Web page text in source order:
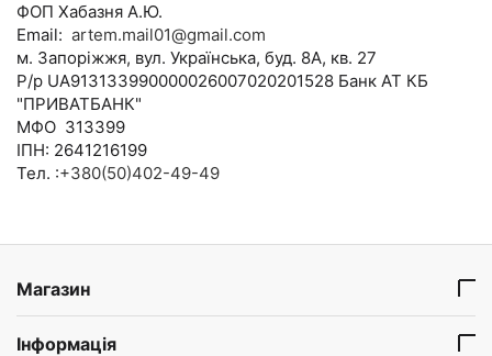
ФОП Хабазня А.Ю.
Email: artem.mail01@gmail.com
м. Запоріжжя, вул. Українська, буд. 8А, кв. 27
Р/р UA913133990000026007020201528 Банк АТ КБ
"ПРИВАТБАНК"
МФО 313399
ІПН: 2641216199
Тел. :+380(50)402-49-49
Магазин
Інформація